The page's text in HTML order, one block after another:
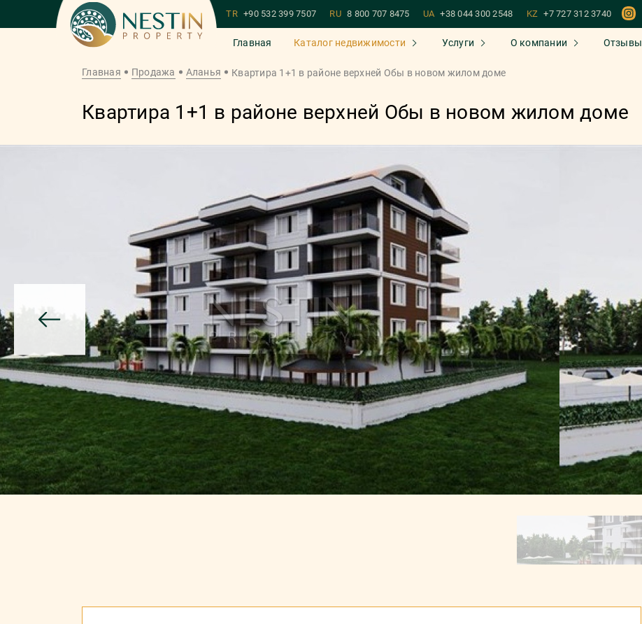
TR +90 532 399 7507 RU 8 800 707 8475 UA +38 044 300 2548 KZ +7 727 312 3740
Главная Каталог недвижимости Услуги О компании Отзывы
Главная Продажа Аланья Квартира 1+1 в районе верхней Обы в новом жилом доме
Квартира 1+1 в районе верхней Обы в новом жилом доме